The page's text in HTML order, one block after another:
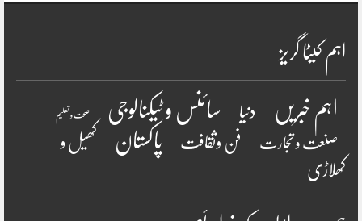
اہم کیٹا گریز
اہم خبریں دنیا سائنس و ٹیکنالوجی صحت و تعلیم
صنعت و تجارت فن وثقافت پاکستان
کھیل و
کھلاڑی